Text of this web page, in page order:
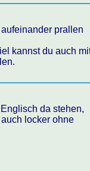
prallen
kannst du auch
da stehen,
locker ohne